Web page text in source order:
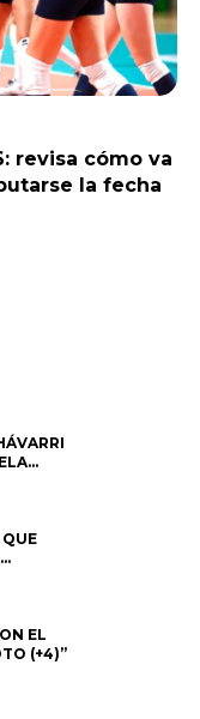
revisa cómo va
la fecha
“UNA
EL
(+4)”